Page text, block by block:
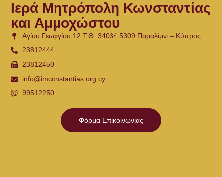
Ιερά Μητρόπολη Κωνσταντίας
και Αμμοχώστου
Αγίου Γεωργίου 12 Τ.Θ. 34034 5309 Παραλίμνι – Κύπρος
23812444
23812450
info@imconstantias.org.cy
99512250
Φόρμα Επικοινωνίας